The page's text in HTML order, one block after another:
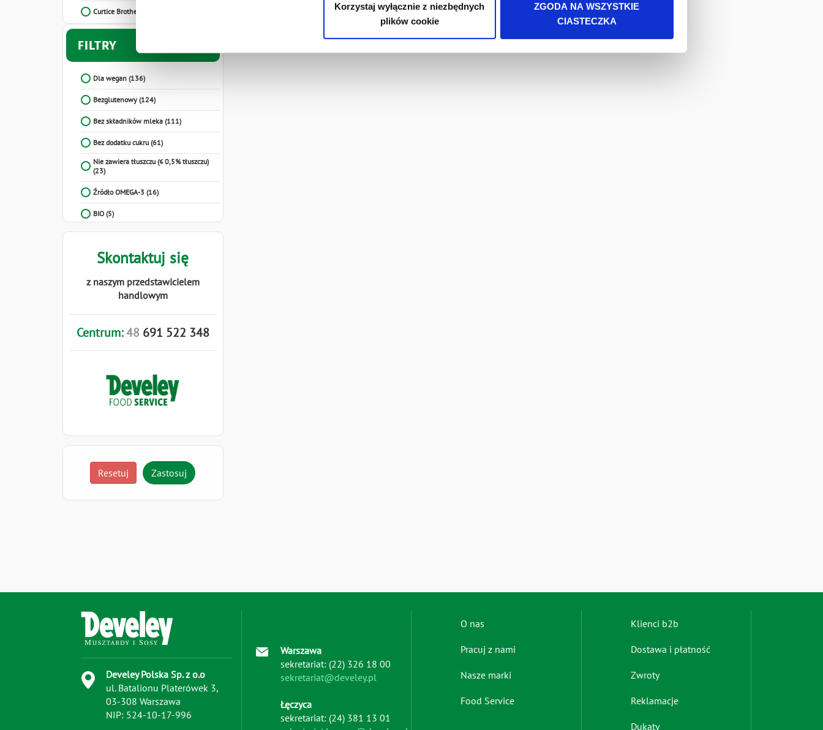
Korzystaj wyłącznie z niezbędnych
plików cookie
ZGODA NA WSZYSTKIE
CIASTECZKA
Curtice Brothers
FILTRY
Dla wegan (136)
Bezglutenowy (124)
Bez składników mleka (111)
Bez dodatku cukru (61)
Nie zawiera tłuszczu (≤ 0,5% tłuszczu)
(23)
Źródło OMEGA-3 (16)
BIO (5)
Skontaktuj się
z naszym przedstawicielem
handlowym
Centrum: 48 691 522 348
Resetuj Zastosuj
Develey Polska Sp. z o.o
ul. Batalionu Platerówek 3,
03-308 Warszawa
NIP: 524-10-17-996
Warszawa
sekretariat: (22) 326 18 00
sekretariat@develey.pl
Łęczyca
sekretariat: (24) 381 13 01
Footer
menu
O nas
Pracuj z nami
Nasze marki
Food Service
Footer
menu
Klienci b2b
Dostawa i płatność
Zwroty
Reklamacje
Dukaty